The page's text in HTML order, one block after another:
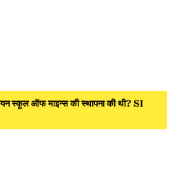
स्कूल ऑफ माइन्स की स्थापना की थी? SI